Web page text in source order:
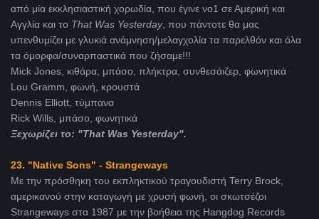
από μία εκκλησιαστική χορωδία, που έγινε νο1 σε Αμερική και
Αγγλία και το That Was Yesterday, που πάντοτε θα μας
υπενθυμίζει με γλυκιά ανάμνηση/μελαγχολία τα παρελθόν και όλα
τα όμορφα/συναρπαστικά που ζήσαμε!!!
Mick Jones, κιθάρα, μπάσο, πλήκτρα, συνθεσάιζερ, φωνητικά
Lou Gramm, φωνή, κρουστά
Dennis Elliott, τύμπανα
Rick Wills, μπάσο, φωνητικά
Ξεχωρίζει το: "That Was Yesterday".
23. "Native Sons" - Strangeways
Με την πρόσθηκη του εκπληκτικού τραγουδιστή Terry Brock,
αμερικανού στην καταγωγή με χρυσή φωνή, οι σκωτσέζοι
Strangeways στα 1987 με την βοήθεια της Hangdog Records